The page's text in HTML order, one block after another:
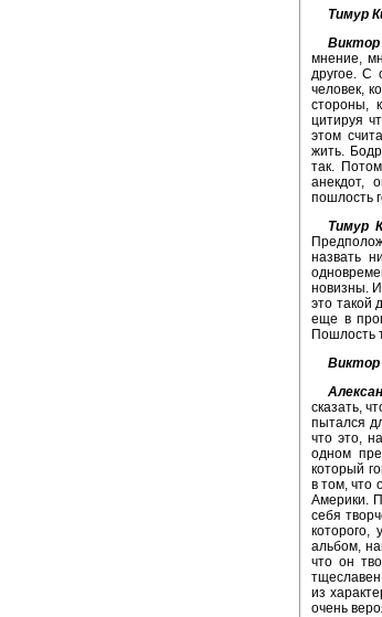
Тимур
мнение,
другое. С
человек,
стороны,
цитируя
этом
жить.
так.
анекдот,
пошлость
Тимур
назвать
новизны.
это такой
еще в
Пошлость
сказать,
пытался
что это,
одном
который
в том, что
Америки.
себя
которого,
альбом,
что он
из
очень